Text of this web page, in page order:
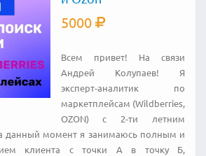
5000
Всем привет! На связи
Андрей Колупаев! Я
эксперт-аналитик по
маркетплейсам (Wildberries,
OZON) с 2-ти летним
данный момент я занимаюсь полным и
клиента с точки А в точку Б,